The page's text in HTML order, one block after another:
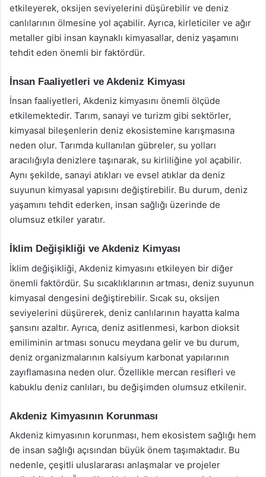
etkileyerek, oksijen seviyelerini düşürebilir ve deniz
canlılarının ölmesine yol açabilir. Ayrıca, kirleticiler ve ağır
metaller gibi insan kaynaklı kimyasallar, deniz yaşamını
tehdit eden önemli bir faktördür.
İnsan Faaliyetleri ve Akdeniz Kimyası
İnsan faaliyetleri, Akdeniz kimyasını önemli ölçüde
etkilemektedir. Tarım, sanayi ve turizm gibi sektörler,
kimyasal bileşenlerin deniz ekosistemine karışmasına
neden olur. Tarımda kullanılan gübreler, su yolları
aracılığıyla denizlere taşınarak, su kirliliğine yol açabilir.
Aynı şekilde, sanayi atıkları ve evsel atıklar da deniz
suyunun kimyasal yapısını değiştirebilir. Bu durum, deniz
yaşamını tehdit ederken, insan sağlığı üzerinde de
olumsuz etkiler yaratır.
İklim Değişikliği ve Akdeniz Kimyası
İklim değişikliği, Akdeniz kimyasını etkileyen bir diğer
önemli faktördür. Su sıcaklıklarının artması, deniz suyunun
kimyasal dengesini değiştirebilir. Sıcak su, oksijen
seviyelerini düşürerek, deniz canlılarının hayatta kalma
şansını azaltır. Ayrıca, deniz asitlenmesi, karbon dioksit
emiliminin artması sonucu meydana gelir ve bu durum,
deniz organizmalarının kalsiyum karbonat yapılarının
zayıflamasına neden olur. Özellikle mercan resifleri ve
kabuklu deniz canlıları, bu değişimden olumsuz etkilenir.
Akdeniz Kimyasının Korunması
Akdeniz kimyasının korunması, hem ekosistem sağlığı hem
de insan sağlığı açısından büyük önem taşımaktadır. Bu
nedenle, çeşitli uluslararası anlaşmalar ve projeler